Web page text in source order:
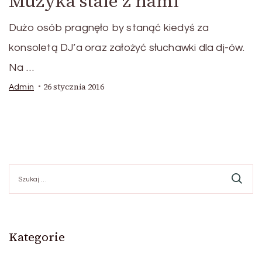
Dużo osób pragnęło by stanąć kiedyś za
konsoletą DJ’a oraz założyć słuchawki dla dj-ów.
Na …
Admin 26 stycznia 2016
Kategorie